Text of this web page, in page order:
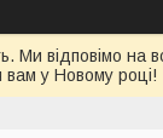
відповімо на
у Новому році!